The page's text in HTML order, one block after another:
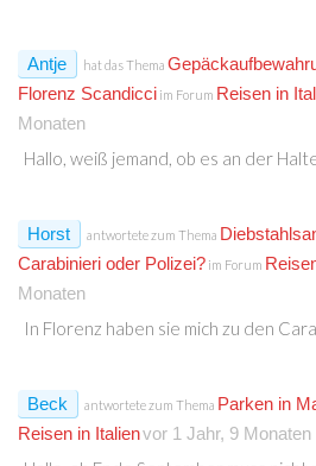
Antje hat das Thema
Florenz Scandicci im Forum Reisen in
Monaten
Hallo, weiß jemand, ob es an der
Horst antwortete zum Thema
Carabinieri oder Polizei? im Forum
Monaten
In Florenz haben sie mich zu den
Beck antwortete zum Thema Parken in
Reisen in Italienvor 1 Jahr, 9 Monaten